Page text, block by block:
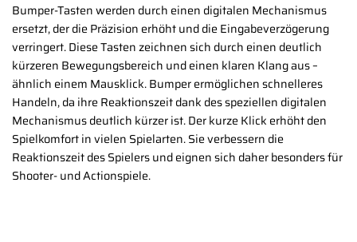
Bumper-Tasten werden durch einen digitalen Mechanismus
ersetzt, der die Präzision erhöht und die Eingabeverzögerung
verringert. Diese Tasten zeichnen sich durch einen deutlich
kürzeren Bewegungsbereich und einen klaren Klang aus –
ähnlich einem Mausklick. Bumper ermöglichen schnelleres
Handeln, da ihre Reaktionszeit dank des speziellen digitalen
Mechanismus deutlich kürzer ist. Der kurze Klick erhöht den
Spielkomfort in vielen Spielarten. Sie verbessern die
Reaktionszeit des Spielers und eignen sich daher besonders für
Shooter- und Actionspiele.